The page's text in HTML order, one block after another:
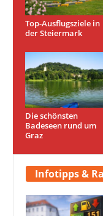
Top-Ausflugsziele in
der Steiermark
Die schönsten
Badeseen rund um
Graz
Infotipps &